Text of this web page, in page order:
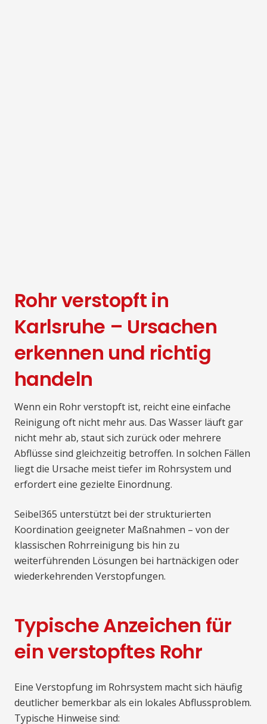
Rohr verstopft in
Karlsruhe – Ursachen
erkennen und richtig
handeln
Wenn ein Rohr verstopft ist, reicht eine einfache
Reinigung oft nicht mehr aus. Das Wasser läuft gar
nicht mehr ab, staut sich zurück oder mehrere
Abflüsse sind gleichzeitig betroffen. In solchen Fällen
liegt die Ursache meist tiefer im Rohrsystem und
erfordert eine gezielte Einordnung.
Seibel365 unterstützt bei der strukturierten
Koordination geeigneter Maßnahmen – von der
klassischen Rohrreinigung bis hin zu
weiterführenden Lösungen bei hartnäckigen oder
wiederkehrenden Verstopfungen.
Typische Anzeichen für
ein verstopftes Rohr
Eine Verstopfung im Rohrsystem macht sich häufig
deutlicher bemerkbar als ein lokales Abflussproblem.
Typische Hinweise sind: